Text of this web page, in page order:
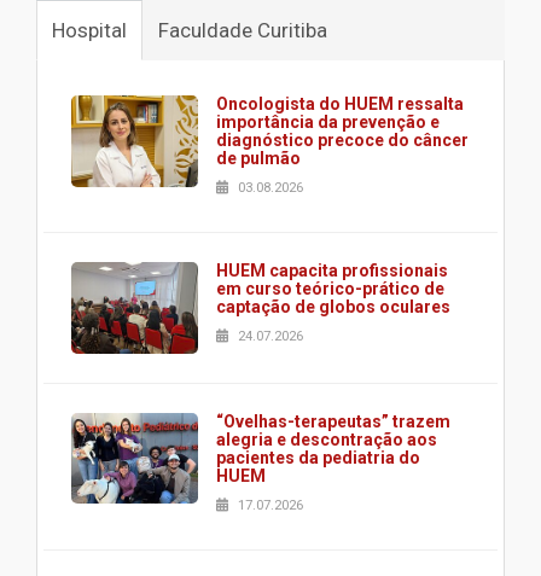
Hospital Faculdade Curitiba
Oncologista do HUEM ressalta
importância da prevenção e
diagnóstico precoce do câncer
de pulmão
03.08.2026
HUEM capacita profissionais
em curso teórico-prático de
captação de globos oculares
24.07.2026
“Ovelhas-terapeutas” trazem
alegria e descontração aos
pacientes da pediatria do
HUEM
17.07.2026